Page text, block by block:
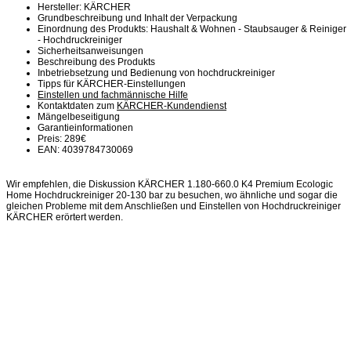
Hersteller: KÄRCHER
Grundbeschreibung und Inhalt der Verpackung
Einordnung des Produkts: Haushalt & Wohnen - Staubsauger & Reiniger
- Hochdruckreiniger
Sicherheitsanweisungen
Beschreibung des Produkts
Inbetriebsetzung und Bedienung von hochdruckreiniger
Tipps für KÄRCHER-Einstellungen
Einstellen und fachmännische Hilfe
Kontaktdaten zum KÄRCHER-Kundendienst
Mängelbeseitigung
Garantieinformationen
Preis: 289€
EAN: 4039784730069
Wir empfehlen, die Diskussion KÄRCHER 1.180-660.0 K4 Premium Ecologic
Home Hochdruckreiniger 20-130 bar zu besuchen, wo ähnliche und sogar die
gleichen Probleme mit dem Anschließen und Einstellen von Hochdruckreiniger
KÄRCHER erörtert werden.